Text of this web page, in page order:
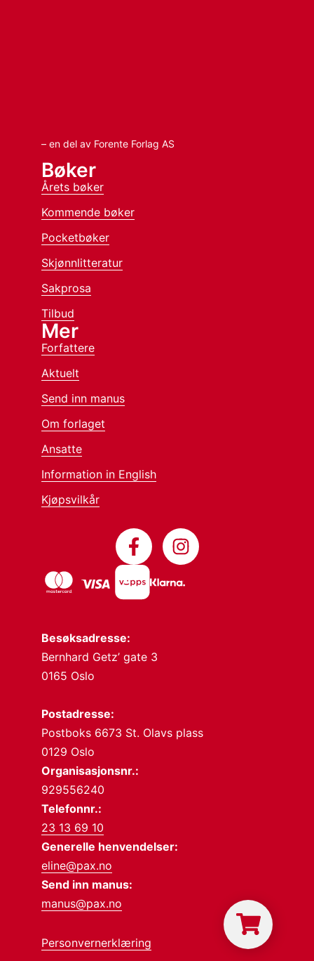
– en del av Forente Forlag AS
Besøksadresse:
Bernhard Getz’ gate 3
0165 Oslo
Postadresse:
Postboks 6673 St. Olavs plass
0129 Oslo
Organisasjonsnr.:
929556240
Telefonnr.:
23 13 69 10
Generelle henvendelser:
eline@pax.no
Send inn manus:
manus@pax.no
Personvernerklæring
Bøker
Årets bøker
Kommende bøker
Pocketbøker
Skjønnlitteratur
Sakprosa
Tilbud
Mer
Forfattere
Aktuelt
Send inn manus
Om forlaget
Ansatte
Information in English
Kjøpsvilkår